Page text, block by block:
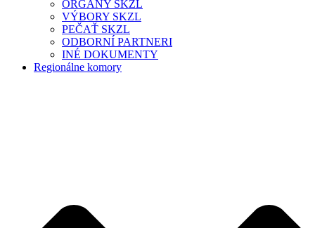
ORGÁNY SKZL
VÝBORY SKZL
PEČAŤ SKZL
ODBORNÍ PARTNERI
INÉ DOKUMENTY
Regionálne komory